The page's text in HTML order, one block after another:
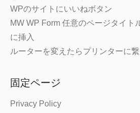
WPのサイトにいいねボタン
MW WP Form 任意のページタイト
に挿入
ルーターを変えたらプリンターに
固定ページ
Privacy Policy